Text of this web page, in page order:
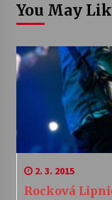
You May
2. 3. 2015
Rocková